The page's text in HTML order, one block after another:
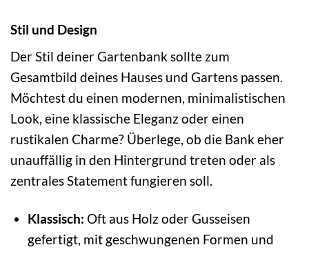
Stil und Design
Der Stil deiner Gartenbank sollte zum
Gesamtbild deines Hauses und Gartens passen.
Möchtest du einen modernen, minimalistischen
Look, eine klassische Eleganz oder einen
rustikalen Charme? Überlege, ob die Bank eher
unauffällig in den Hintergrund treten oder als
zentrales Statement fungieren soll.
Klassisch: Oft aus Holz oder Gusseisen
gefertigt, mit geschwungenen Formen und